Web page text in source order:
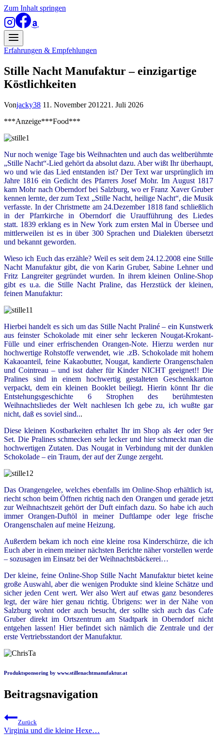
Zum Inhalt springen
Erfahrungen & Empfehlungen
Stille Nacht Manufaktur – einzigartige
Köstlichkeiten
Vonjacky38 11. November 201221. Juli 2026
***Anzeige***Food***
Nur noch wenige Tage bis Weihnachten und auch das weltberühmte
„Stille Nacht“-Lied gehört da absolut dazu. Aber wißt Ihr überhaupt,
wo und wie das Lied entstanden ist? Der Text war ursprünglich im
Jahre 1816 ein Gedicht des Pfarrers Josef Mohr. Im August 1817
kam Mohr nach Oberndorf bei Salzburg, wo er Franz Xaver Gruber
kennen lernte, der zum Text „Stille Nacht, heilige Nacht“, die Musik
verfasste. In der Christmette am 24.Dezember 1818 fand schließlich
in der Pfarrkirche in Oberndorf die Uraufführung des Liedes
statt. 1839 erklang es in New York zum ersten Mal in Übersee und
mittlerweilen ist es in über 300 Sprachen und Dialekten übersetzt
und bekannt geworden.
Wieso ich Euch das erzähle? Weil es seit dem 24.12.2008 eine Stille
Nacht Manufaktur gibt, die von Karin Gruber, Sabine Lehner und
Fritz Langreiter gegründet wurden. In ihrem kleinen Online-Shop
gibt es u.a. die Stille Nacht Praline, das Herzstück der kleinen,
feinen Manufaktur:
Hierbei handelt es sich um das Stille Nacht Praliné – ein Kunstwerk
aus feinster Schokolade mit einer sehr leckeren Nougat-Krokant-
Fülle und einer erfrischenden Orangen-Note. Hierzu werden nur
hochwertige Rohstoffe verwendet, wie .zB. Schokolade mit hohem
Kakaoanteil, feine Kakaobutter, Nougat, kandierte Orangenschalen
und Cointreau – und isst daher für Kinder NICHT geeignet!! Die
Pralines sind in einem hochwertig gestalteten Geschenkkarton
verpackt, dem ein kleinen Booklet beiliegt. Hierin könnt Ihr die
Entstehungsgeschichte 6 Strophen des berühmtesten
Weihnachtsliedes der Welt nachlesen Ich gebe zu, ich wußte gar
nicht, daß es soviel sind...
Diese kleinen Kostbarkeiten erhaltet Ihr im Shop als 4er oder 9er
Set. Die Pralines schmecken sehr lecker und hier schmeckt man die
hochwertigen Zutaten. Das Nougat in Verbindung mit der dunklen
Schokolade – ein Traum, der auf der Zunge zergeht.
Das Orangengelee, welches ebenfalls im Online-Shop erhältlich ist,
riecht schon beim Öffnen richtig nach den Orangen und gerade jetzt
zur Weihnachtszeit gehört der Duft einfach dazu. So habe ich auch
immer Orangen-Duftöl in meiner Duftlampe oder lege frische
Orangenschalen auf meine Heizung.
Außerdem bekam ich noch eine kleine rosa Kinderschürze, die ich
Euch aber in einem meiner nächsten Berichte näher vorstellen werde
– sozusagen im Einsatz bei der Weihnachtsbäckerei…
Der kleine, feine Online-Shop Stille Nacht Manufaktur bietet keine
große Auswahl, aber die wenigen Produkte sind kleine Schätze und
sicher jeden Cent wert. Wer also Wert auf etwas ganz besonderes
legt, der wäre hier genau richtig. Übrigens: wer in der Nähe von
Salzburg wohnt oder auch besucht, der sollte sich auch das Cafe
Gruber direkt im Ortszentrum am Stadtpark in Oberndorf nicht
entgehen lassen! Hier befindet sich nämlich die Zentrale und der
erste Vertriebsstandort der Manufaktur.
Produktsponsoring by www.stillenachtmanufaktur.at
Beitragsnavigation
Zurück
Virginia und die kleine Hexe…